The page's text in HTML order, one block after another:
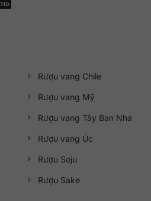
Rượu vang Chile
Rượu vang Mỹ
Rượu vang Tây Ban Nha
Rượu vang Úc
Rượu Soju
Rượu Sake